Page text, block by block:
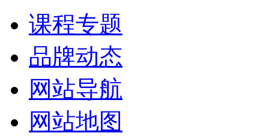
课程专题
品牌动态
网站导航
网站地图